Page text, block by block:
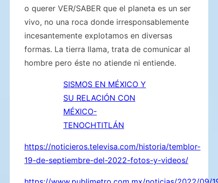
o querer VER/SABER que el planeta es un ser
vivo, no una roca donde irresponsablemente
incesantemente explotamos en diversas
formas. La tierra llama, trata de comunicar al
hombre pero éste no atiende ni entiende.
SISMOS EN MÉXICO Y
SU RELACIÓN CON
MÉXICO-
TENOCHTITLÁN
https://noticieros.televisa.com/historia/temblor-
19-de-septiembre-del-2022-fotos-y-videos/